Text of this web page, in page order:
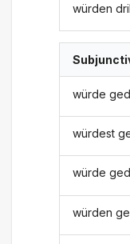
würden
würde
würdest
würde
würden